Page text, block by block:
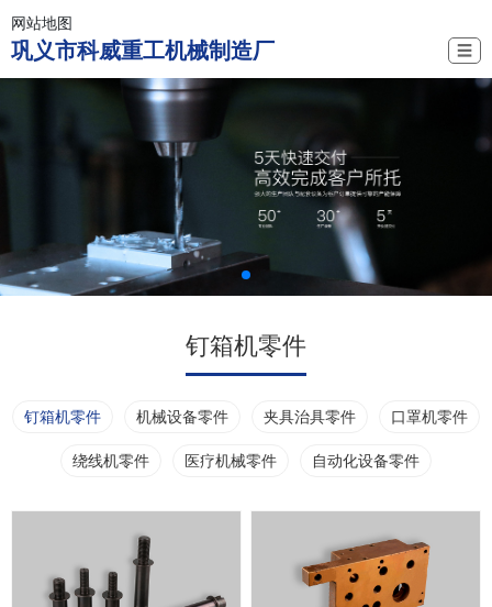
网站地图
巩义市科威重工机械制造厂 ☰
钉箱机零件
钉箱机零件 机械设备零件 夹具治具零件 口罩机零件
绕线机零件 医疗机械零件 自动化设备零件